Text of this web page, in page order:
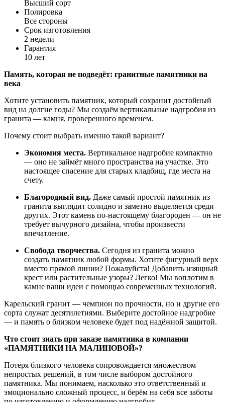
Высший сорт
Полировка
Все стороны
Срок изготовления
2 недели
Гарантия
10 лет
Память, которая не подведёт: гранитные памятники на
века
Хотите установить памятник, который сохранит достойный
вид на долгие годы? Мы создаём вертикальные надгробия из
гранита — камня, проверенного временем.
Почему стоит выбрать именно такой вариант?
Экономия места. Вертикальное надгробие компактно
— оно не займёт много пространства на участке. Это
настоящее спасение для старых кладбищ, где места на
счету.
Благородный вид. Даже самый простой памятник из
гранита выглядит солидно и заметно выделяется среди
других. Этот камень по-настоящему благороден — он не
требует вычурного дизайна, чтобы произвести
впечатление.
Свобода творчества. Сегодня из гранита можно
создать памятник любой формы. Хотите фигурный верх
вместо прямой линии? Пожалуйста! Добавить изящный
крест или растительные узоры? Легко! Мы воплотим в
камне ваши идеи с помощью современных технологий.
Карельский гранит — чемпион по прочности, но и другие его
сорта служат десятилетиями. Выберите достойное надгробие
— и память о близком человеке будет под надёжной защитой.
Что стоит знать при заказе памятника в компании
«ПАМЯТНИКИНА МАЛИНОВОЙ»?
Потеря близкого человека сопровождается множеством
непростых решений, в том числе выбором достойного
памятника. Мы понимаем, насколько это ответственный и
эмоционально сложный процесс, и берём на себя все заботы